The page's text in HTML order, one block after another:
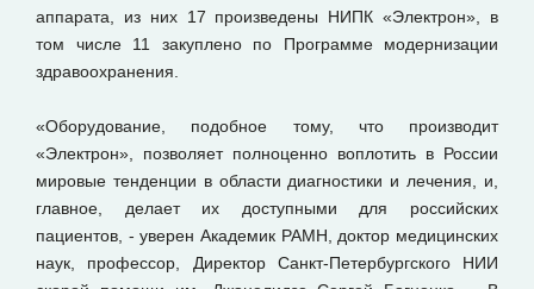
аппарата, из них 17 произведены НИПК «Электрон», в
том числе 11 закуплено по Программе модернизации
здравоохранения.
«Оборудование, подобное тому, что производит
«Электрон», позволяет полноценно воплотить в России
мировые тенденции в области диагностики и лечения, и,
главное, делает их доступными для российских
пациентов, - уверен Академик РАМН, доктор медицинских
наук, профессор, Директор Санкт-Петербургского НИИ